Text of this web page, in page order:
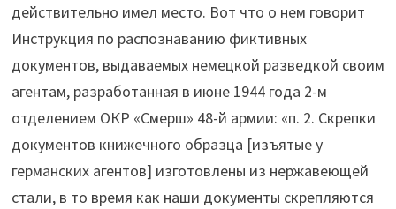
действительно имел место. Вот что о нем говорит
Инструкция по распознаванию фиктивных
документов, выдаваемых немецкой разведкой своим
агентам, разработанная в июне 1944 года 2-м
отделением ОКР «Смерш» 48-й армии: «п. 2. Скрепки
документов книжечного образца [изъятые у
германских агентов] изготовлены из нержавеющей
стали, в то время как наши документы скрепляются